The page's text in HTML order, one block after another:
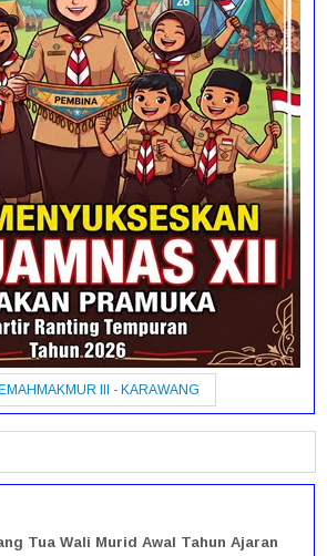
III - KARAWANG
Tua Wali Murid Awal Tahun Ajaran